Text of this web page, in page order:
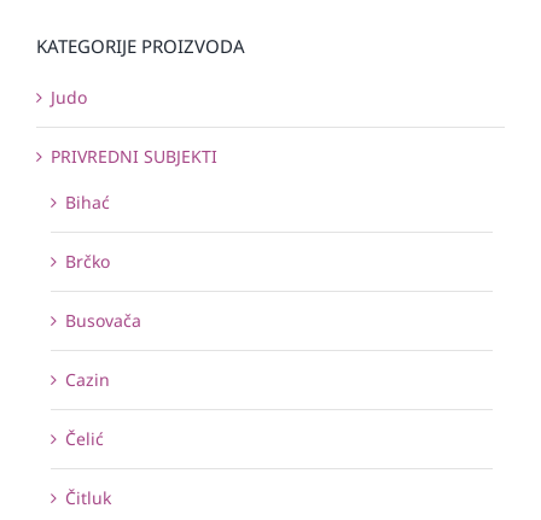
KATEGORIJE PROIZVODA
Judo
PRIVREDNI SUBJEKTI
Bihać
Brčko
Busovača
Cazin
Čelić
Čitluk